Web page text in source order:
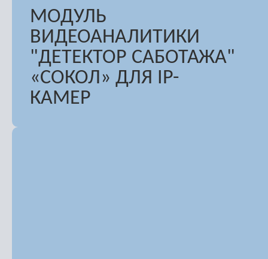
МОДУЛЬ
ВИДЕОАНАЛИТИКИ
"ДЕТЕКТОР САБОТАЖА"
«СОКОЛ» ДЛЯ IP-
КАМЕР